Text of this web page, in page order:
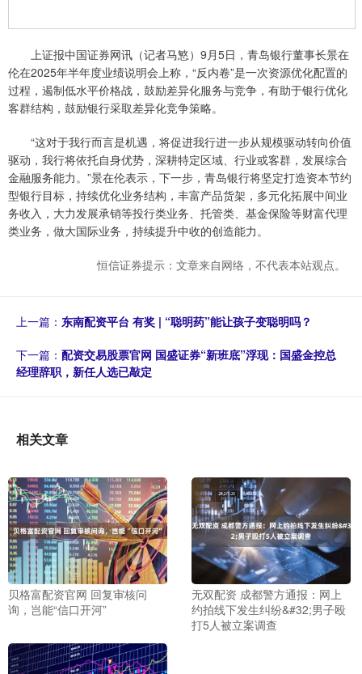
上证报中国证券网讯（记者马慜）9月5日，青岛银行董事长景在
伦在2025年半年度业绩说明会上称，“反内卷”是一次资源优化配置的
过程，遏制低水平价格战，鼓励差异化服务与竞争，有助于银行优化
客群结构，鼓励银行采取差异化竞争策略。
“这对于我行而言是机遇，将促进我行进一步从规模驱动转向价值
驱动，我行将依托自身优势，深耕特定区域、行业或客群，发展综合
金融服务能力。”景在伦表示，下一步，青岛银行将坚定打造资本节约
型银行目标，持续优化业务结构，丰富产品货架，多元化拓展中间业
务收入，大力发展承销等投行类业务、托管类、基金保险等财富代理
类业务，做大国际业务，持续提升中收的创造能力。
恒信证券提示：文章来自网络，不代表本站观点。
上一篇： 东南配资平台 有奖 | “聪明药”能让孩子变聪明吗？
下一篇： 配资交易股票官网 国盛证券“新班底”浮现：国盛金控总
经理辞职，新任人选已敲定
相关文章
贝格富配资官网 回复审核问
询，岂能“信口开河”
无双配资 成都警方通报：网上
约拍线下发生纠纷&#32;男子殴
打5人被立案调查